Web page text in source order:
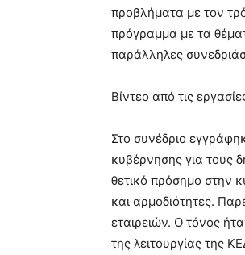
προβλήματα με τον
πρόγραμμα με τα
παράλληλες
Βίντεο από τις
Στο συνέδριο
κυβέρνησης για τους
θετικό πρόσημο στην
και αρμοδιότητες.
εταιρειών. Ο τόνος
της λειτουργίας της